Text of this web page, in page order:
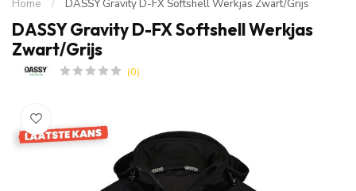
Home / DASSY Gravity D-FX Softshell Werkjas Zwart/Grijs
DASSY Gravity D-FX Softshell Werkjas
Zwart/Grijs
(0)